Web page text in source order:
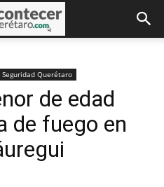
Seguridad Querétaro
de edad
de fuego en